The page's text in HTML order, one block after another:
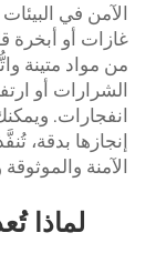
الآمن في
غازات أو أبخرة
من مواد متينة
الشرارات أو
انفجارات.
إنجازها بدقة،
الآمنة والموثوقة
لماذا